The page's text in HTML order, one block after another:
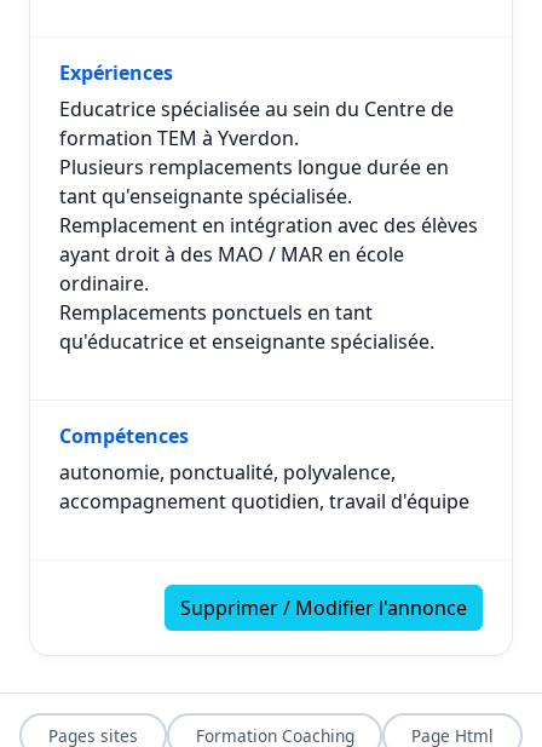
Expériences
Educatrice spécialisée au sein du Centre de
formation TEM à Yverdon.
Plusieurs remplacements longue durée en
tant qu'enseignante spécialisée.
Remplacement en intégration avec des élèves
ayant droit à des MAO / MAR en école
ordinaire.
Remplacements ponctuels en tant
qu'éducatrice et enseignante spécialisée.
Compétences
autonomie, ponctualité, polyvalence,
accompagnement quotidien, travail d'équipe
Supprimer / Modifier l'annonce
Pages sites Formation Coaching Page Html